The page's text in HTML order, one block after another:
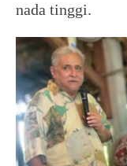
nada tinggi.